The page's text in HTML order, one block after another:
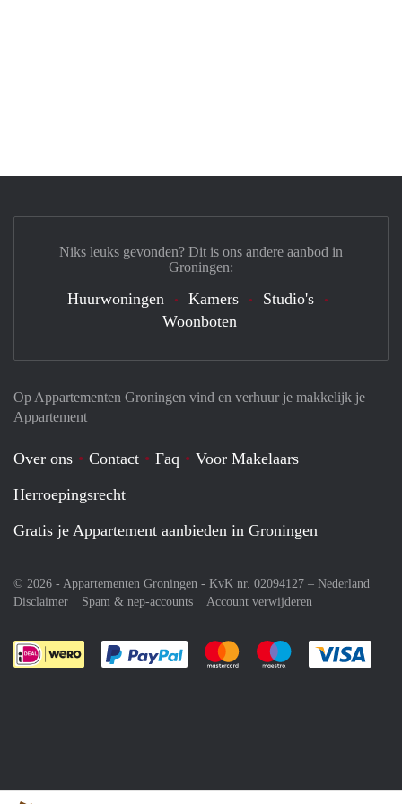
Op Appartementen Groningen vind en verhuur je makkelijk je
Appartement
Over ons Contact Faq
Voor Makelaars
Herroepingsrecht
Gratis je Appartement aanbieden in Groningen
© 2026 - Appartementen Groningen - KvK nr. 02094127 – Nederland
Disclaimer
Spam & nep-accounts Account verwijderen
Je rekent gemakkelijk af met Paypal
Je rekent gemakkelijk af met
Je rekent
Niks leuks gevonden? Dit is ons andere aanbod in
Groningen:
Huurwoningen Kamers
Studio's
Woonboten